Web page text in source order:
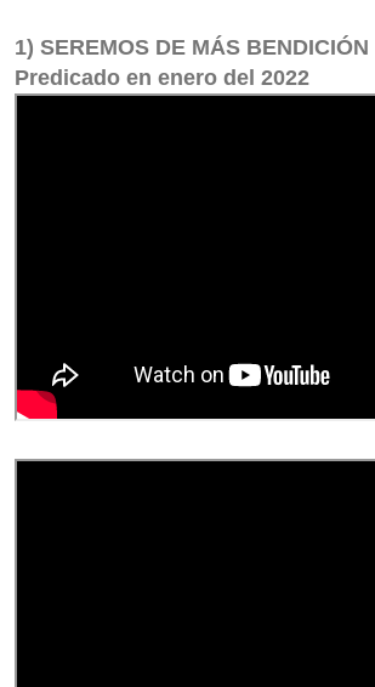
1) SEREMOS DE MÁS BENDICIÓN
Predicado en enero del 2022